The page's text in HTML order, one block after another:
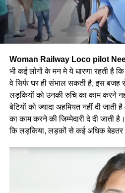
Woman Railway Loco pilot
भी कई लोगों के मन मे ये धारणा रहती है
वे सिर्फ घर ही संभाल सकती है, इस बजह
लड़कियों को उनकी रुचि का काम करने
बेटियों को ज्यादा अहमियत नहीं दी
का काम करने की जिम्मेदारी दे दी जाती
कि लड़किया, लड़कों से कई अधिक बेहतर